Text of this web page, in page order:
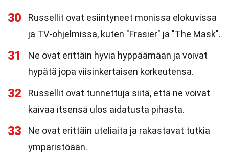
30
Russellit ovat esiintyneet monissa elokuvissa
ja TV-ohjelmissa, kuten "Frasier" ja "The Mask".
31
Ne ovat erittäin hyviä hyppäämään ja voivat
hypätä jopa viisinkertaisen korkeutensa.
32
Russellit ovat tunnettuja siitä, että ne voivat
kaivaa itsensä ulos aidatusta pihasta.
33
Ne ovat erittäin uteliaita ja rakastavat tutkia
ympäristöään.